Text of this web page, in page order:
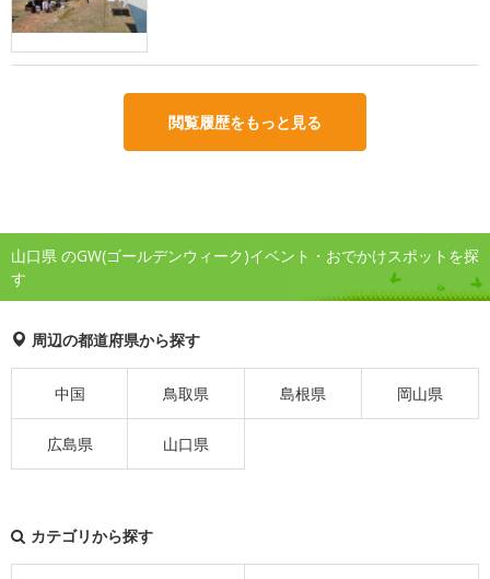
閲覧履歴をもっと見る
山口県 のGW(ゴールデンウィーク)イベント・おでかけスポットを探
す
周辺の都道府県から探す
中国 鳥取県 島根県 岡山県
広島県 山口県
カテゴリから探す